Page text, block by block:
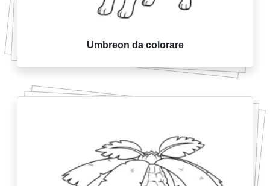
Umbreon da colorare